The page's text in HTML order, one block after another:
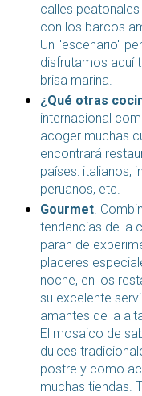
calles
con los barcos
Un "escenario"
disfrutamos aquí
brisa marina.
¿Qué otras
internacional
acoger muchas
encontrará
países: italianos,
peruanos, etc.
Gourmet.
tendencias de la
paran de
placeres
noche, en los
su excelente
amantes de la
El mosaico de
dulces
postre y como
muchas tiendas.